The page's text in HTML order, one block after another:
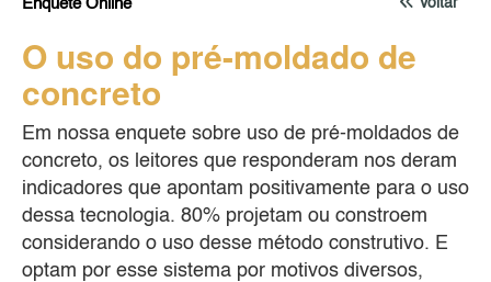
Voltar
Enquete Online
O uso do pré-moldado de
concreto
Em nossa enquete sobre uso de pré-moldados de
concreto, os leitores que responderam nos deram
indicadores que apontam positivamente para o uso
dessa tecnologia. 80% projetam ou constroem
considerando o uso desse método construtivo. E
optam por esse sistema por motivos diversos,